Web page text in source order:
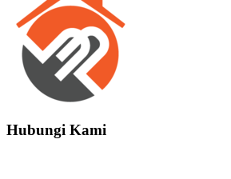
Hubungi Kami